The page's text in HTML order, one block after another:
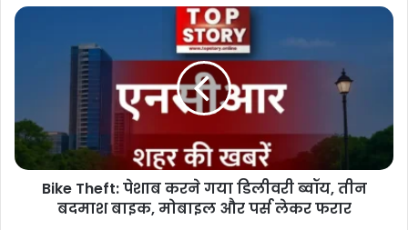
Bike
ब्वॉय,
तीन
बदमाश
Bike Theft: पेशाब करने गया डिलीवरी ब्वॉय, तीन
बदमाश बाइक, मोबाइल और पर्स लेकर फरार